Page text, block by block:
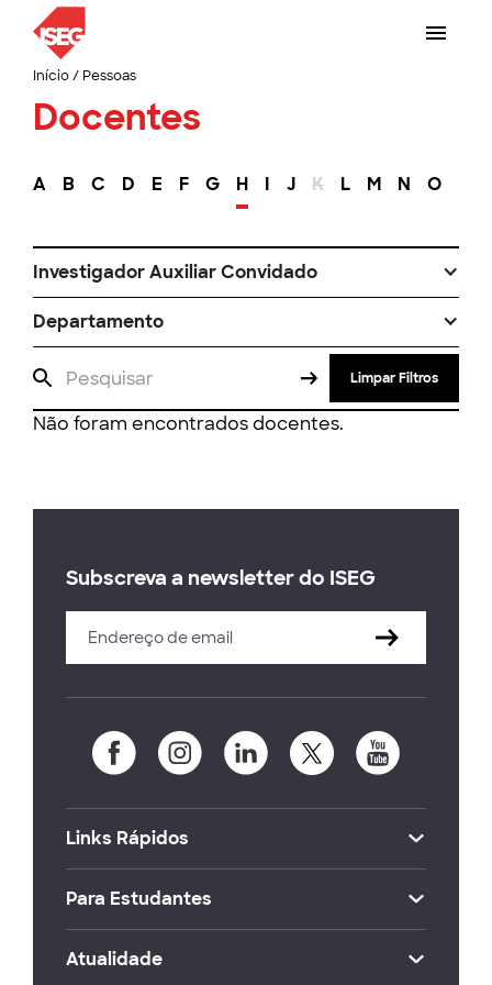
Início/ Pessoas
Docentes
A B C D E F G H I J K L M N O
Investigador Auxiliar Convidado
Departamento
Limpar Filtros
Não foram encontrados docentes.
Subscreva a newsletter do ISEG
Links Rápidos
Para Estudantes
Atualidade